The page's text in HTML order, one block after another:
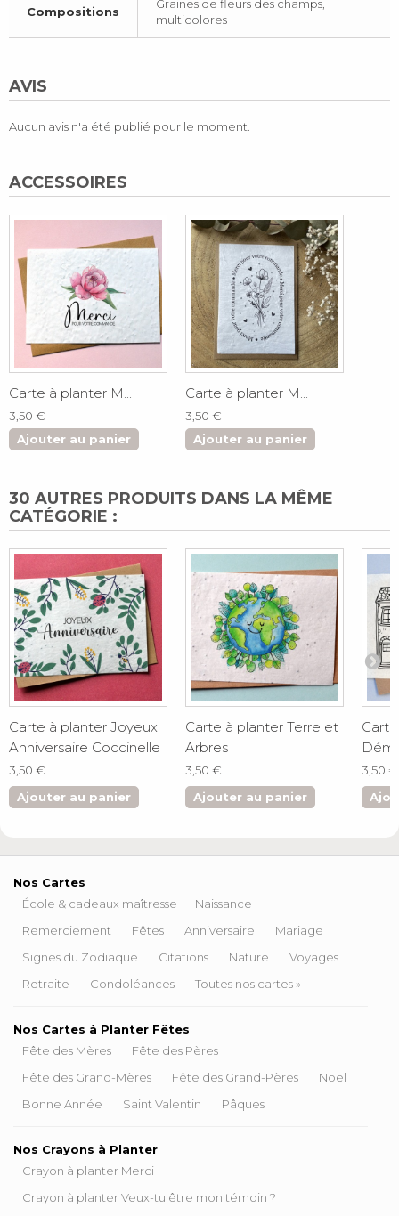
Compositions
Graines de fleurs des champs,
multicolores
AVIS
Aucun avis n'a été publié pour le moment.
ACCESSOIRES
Carte à planter M...
3,50 €
Ajouter au panier
Carte à planter M...
3,50 €
Ajouter au panier
30 AUTRES PRODUITS DANS LA MÊME
CATÉGORIE :
Carte à planter Joyeux
Anniversaire Coccinelle
3,50 €
Ajouter au panier
Carte à planter Terre et
Arbres
3,50 €
Ajouter au panier
3,50 €
Nos Cartes
École & cadeaux maîtresse
Naissance
Remerciement
Fêtes Anniversaire
Mariage
Signes du Zodiaque
Citations Nature
Voyages
Retraite
Condoléances Toutes nos cartes »
Nos Cartes à Planter Fêtes
Fête des Mères
Fête des Pères
Fête des Grand-Mères
Fête des Grand-Pères
Noël
Bonne Année
Saint Valentin Pâques
Nos Crayons à Planter
Crayon à planter Merci
Crayon à planter Veux-tu être mon témoin ?